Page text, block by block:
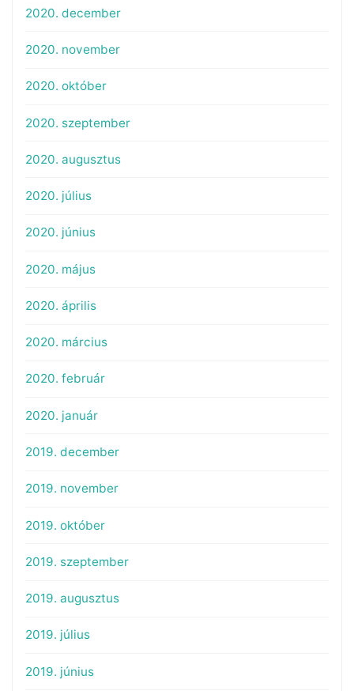
2020. december
2020. november
2020. október
2020. szeptember
2020. augusztus
2020. július
2020. június
2020. május
2020. április
2020. március
2020. február
2020. január
2019. december
2019. november
2019. október
2019. szeptember
2019. augusztus
2019. július
2019. június